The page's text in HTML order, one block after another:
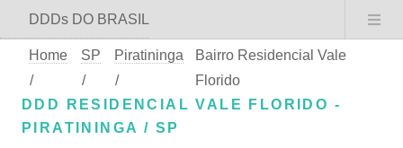
DDDs DO BRASIL
Home
/
SP
/
Piratininga
/
Bairro Residencial Vale
Florido
DDD RESIDENCIAL VALE FLORIDO -
PIRATININGA / SP